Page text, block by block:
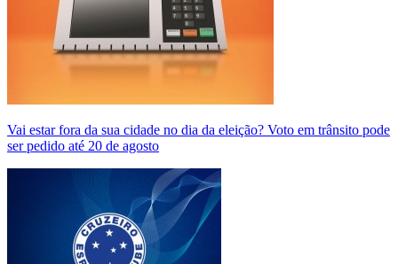
Vai estar fora da sua cidade no dia da eleição? Voto em trânsito pode
ser pedido até 20 de agosto